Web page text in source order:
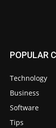
POPULAR
Technology
Business
Software
Tips